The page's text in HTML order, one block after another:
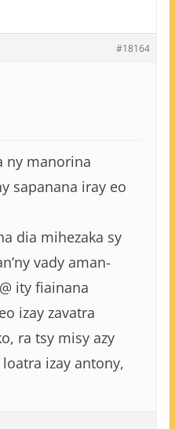
#18164
ny manorina
sapanana iray eo
dia mihezaka sy
vady aman-
ity fiainana
izay zavatra
ra tsy misy azy
izay antony,